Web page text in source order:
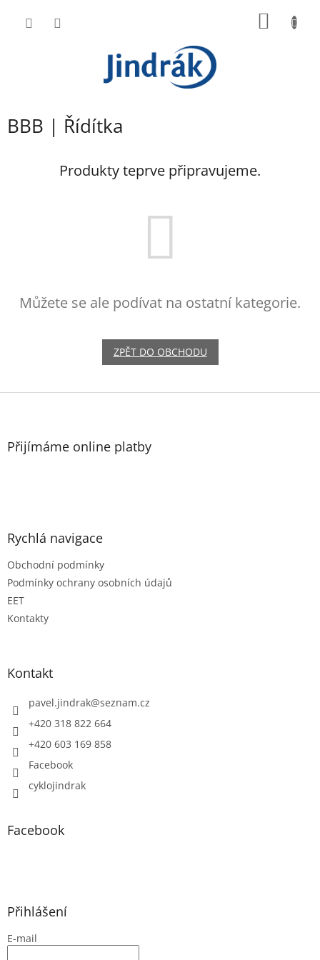
BBB | Řídítka
Produkty teprve připravujeme.
Můžete se ale podívat na ostatní kategorie.
ZPĚT DO OBCHODU
Z
Přijímáme online platby
Rychlá navigace
Obchodní podmínky
Podmínky ochrany osobních údajů
EET
Kontakty
Kontakt
pavel.jindrak@seznam.cz
+420 318 822 664
+420 603 169 858
Facebook
cyklojindrak
Facebook
Přihlášení
E-mail